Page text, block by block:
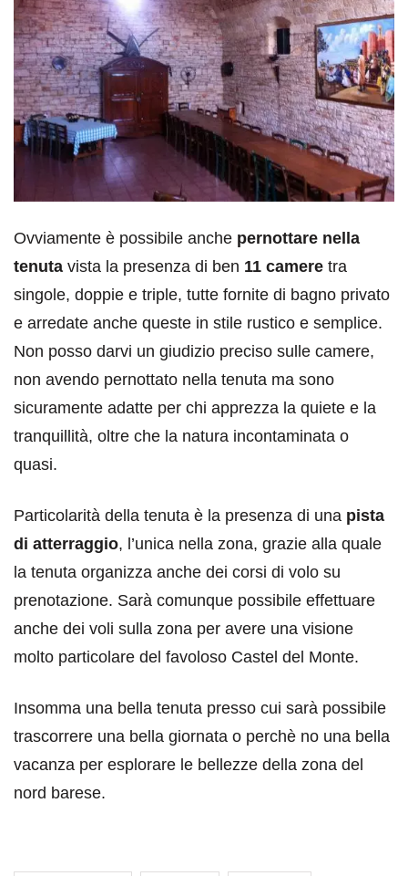
Ovviamente è possibile anche pernottare nella
tenuta vista la presenza di ben 11 camere tra
singole, doppie e triple, tutte fornite di bagno privato
e arredate anche queste in stile rustico e semplice.
Non posso darvi un giudizio preciso sulle camere,
non avendo pernottato nella tenuta ma sono
sicuramente adatte per chi apprezza la quiete e la
tranquillità, oltre che la natura incontaminata o
quasi.
Particolarità della tenuta è la presenza di una pista
di atterraggio, l’unica nella zona, grazie alla quale
la tenuta organizza anche dei corsi di volo su
prenotazione. Sarà comunque possibile effettuare
anche dei voli sulla zona per avere una visione
molto particolare del favoloso Castel del Monte.
Insomma una bella tenuta presso cui sarà possibile
trascorrere una bella giornata o perchè no una bella
vacanza per esplorare le bellezze della zona del
nord barese.